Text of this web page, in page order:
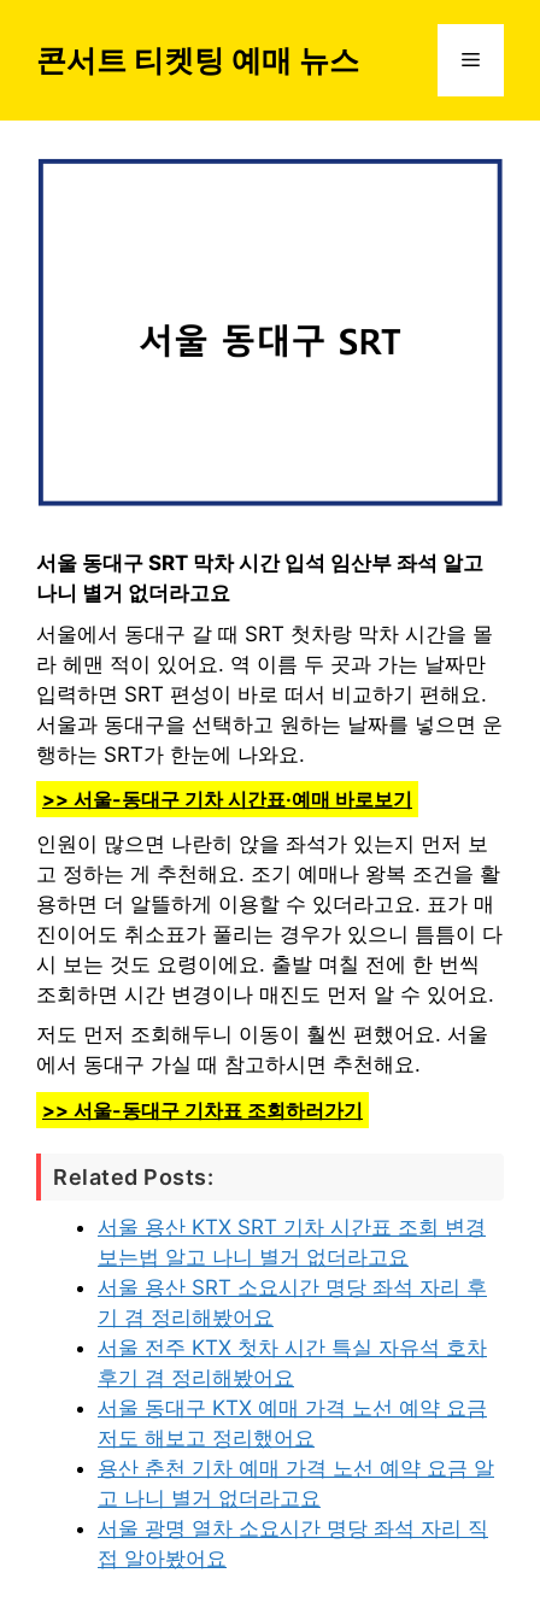
콘서트 티켓팅 예매 뉴스 메
서울 동대구 SRT 막차 시간 입석 임산부 좌석 알고
나니 별거 없더라고요
서울에서 동대구 갈 때 SRT 첫차랑 막차 시간을 몰
라 헤맨 적이 있어요. 역 이름 두 곳과 가는 날짜만
입력하면 SRT 편성이 바로 떠서 비교하기 편해요.
서울과 동대구을 선택하고 원하는 날짜를 넣으면 운
행하는 SRT가 한눈에 나와요.
>> 서울-동대구 기차 시간표·예매 바로보기
인원이 많으면 나란히 앉을 좌석가 있는지 먼저 보
고 정하는 게 추천해요. 조기 예매나 왕복 조건을 활
용하면 더 알뜰하게 이용할 수 있더라고요. 표가 매
진이어도 취소표가 풀리는 경우가 있으니 틈틈이 다
시 보는 것도 요령이에요. 출발 며칠 전에 한 번씩
조회하면 시간 변경이나 매진도 먼저 알 수 있어요.
저도 먼저 조회해두니 이동이 훨씬 편했어요. 서울
에서 동대구 가실 때 참고하시면 추천해요.
>> 서울-동대구 기차표 조회하러가기
Related Posts:
서울 용산 KTX SRT 기차 시간표 조회 변경
보는법 알고 나니 별거 없더라고요
서울 용산 SRT 소요시간 명당 좌석 자리 후
기 겸 정리해봤어요
서울 전주 KTX 첫차 시간 특실 자유석 호차
후기 겸 정리해봤어요
서울 동대구 KTX 예매 가격 노선 예약 요금
저도 해보고 정리했어요
용산 춘천 기차 예매 가격 노선 예약 요금 알
고 나니 별거 없더라고요
서울 광명 열차 소요시간 명당 좌석 자리 직
접 알아봤어요